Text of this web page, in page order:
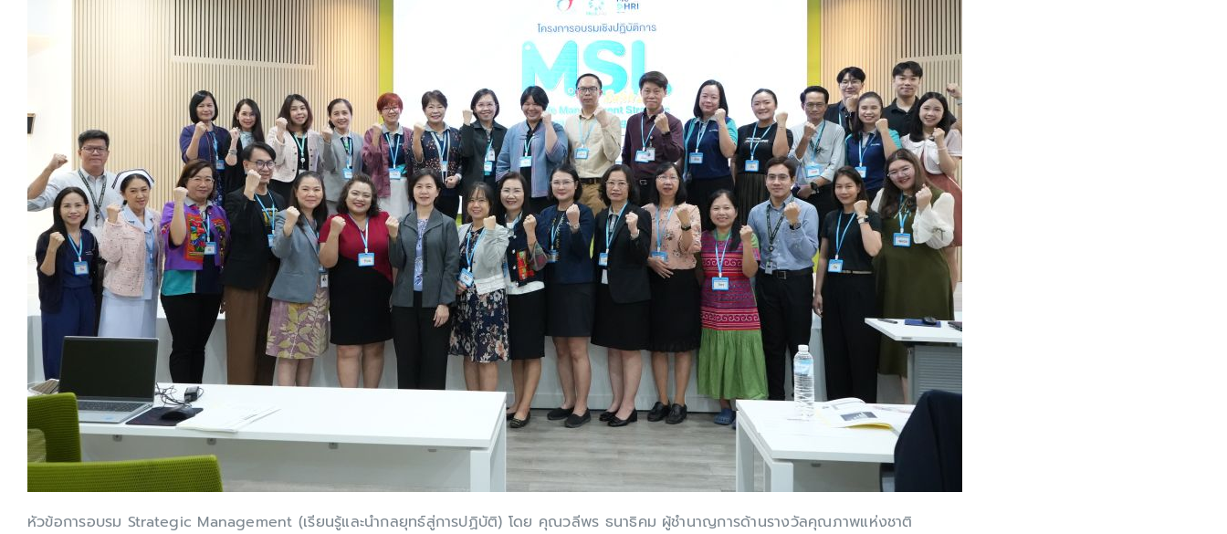
หัวข้อการอบรม Strategic Management (เรียนรู้และนำกลยุทธ์สู่การปฏิบัติ) โดย คุณวลีพร ธนาธิคม ผู้ชำนาญการด้านรางวัลคุณภาพแห่งชาติ